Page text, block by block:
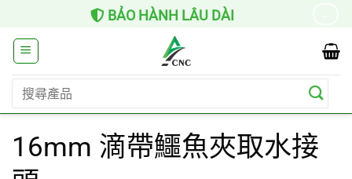
content
BẢO HÀNH LÂU DÀI
鍵
字:
16mm 滴帶鱷魚夾取水接